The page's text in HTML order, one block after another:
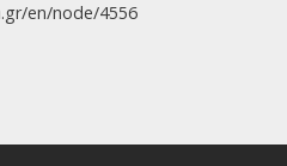
en/node/4556